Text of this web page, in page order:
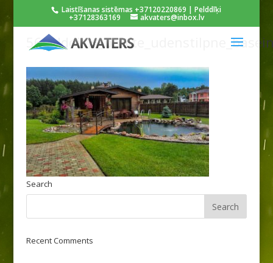
Laistīšanas sistēmas +37120220869 | Pelddīķi
+37128363169 akvaters@inbox.lv
Search
Recent Comments